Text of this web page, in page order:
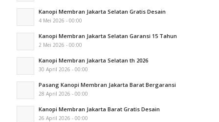
Kanopi Membran Jakarta Selatan Gratis Desain
4 Mei 2026 - 00:00
Kanopi Membran Jakarta Selatan Garansi 15 Tahun
2 Mei 2026 - 00:00
Kanopi Membran Jakarta Selatan th 2026
30 April 2026 - 00:00
Pasang Kanopi Membran Jakarta Barat Bergaransi
28 April 2026 - 00:00
Kanopi Membran Jakarta Barat Gratis Desain
26 April 2026 - 00:00